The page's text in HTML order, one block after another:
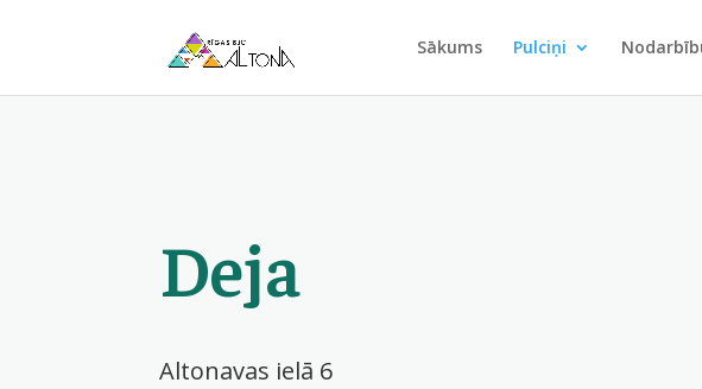
Sākums Pulciņi
Deja
Altonavas ielā 6